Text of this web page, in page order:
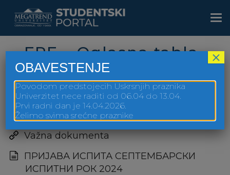
FPE – Oglasna tabla
FPE Sve godine Oglasna tabla
Važna dokumenta
ПРИЈАВА ИСПИТА СЕПТЕМБАРСКИ
ИСПИТНИ РОК 2024
OBAVESTENJE
Povodom predstojecih Uskrsnjih praznika
Univerzitet nece raditi od 06.04 do 13.04.
Prvi radni dan je 14.04.2026.
Želimo svima srećne praznike
×